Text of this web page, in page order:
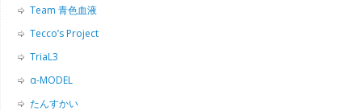
Team 青色血液
Tecco’s Project
TriaL3
α-MODEL
たんすかい